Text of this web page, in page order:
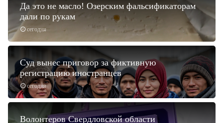
сегодня
Да это не масло! Озерским фальсификаторам
дали по рукам
сегодня
Суд вынес приговор за фиктивную
регистрацию иностранцев
Волонтеров Свердловской области